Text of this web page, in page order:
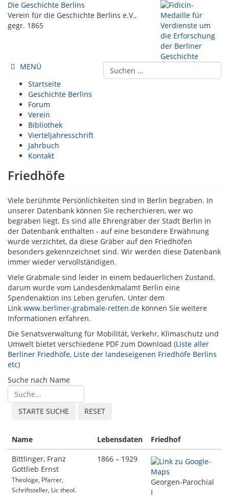
Die Geschichte Berlins
Verein für die Geschichte Berlins e.V.,
gegr. 1865
MENÜ
Startseite
Geschichte Berlins
Forum
Verein
Bibliothek
Vierteljahresschrift
Jahrbuch
Kontakt
Friedhöfe
Viele berühmte Persönlichkeiten sind in Berlin begraben. In
unserer Datenbank können Sie recherchieren, wer wo
begraben liegt. Es sind alle Ehrengräber der Stadt Berlin in
der Datenbank enthalten - auf eine besondere Erwähnung
wurde verzichtet, da diese Gräber auf den Friedhöfen
besonders gekennzeichnet sind. Wir werden diese Datenbank
immer wieder vervollständigen.
Viele Grabmale sind leider in einem bedauerlichen Zustand,
darum wurde vom Landesdenkmalamt Berlin eine
Spendenaktion ins Leben gerufen. Unter dem
Link www.berliner-grabmale-retten.de können Sie weitere
Informationen erfahren.
Die Senatsverwaltung für Mobilität, Verkehr, Klimaschutz und
Umwelt bietet verschiedene PDF zum Download (Liste aller
Berliner Friedhöfe, Liste der landeseigenen Friedhöfe Berlins
etc)
Suche nach Name
Name Lebensdaten
Friedhof
Bittlinger, Franz
Gottlieb Ernst
Theologe, Pfarrer,
Schriftsteller, Lic theol.
1866 – 1929
Georgen-Parochial
I